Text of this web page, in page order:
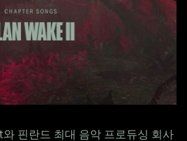
핀란드 최대 음악 프로듀싱 회사